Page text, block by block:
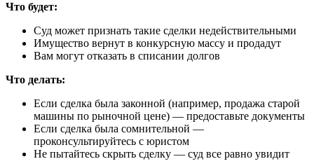
Что будет:
Суд может признать такие сделки недействительными
Имущество вернут в конкурсную массу и продадут
Вам могут отказать в списании долгов
Что делать:
Если сделка была законной (например, продажа старой
машины по рыночной цене) — предоставьте документы
Если сделка была сомнительной —
проконсультируйтесь с юристом
Не пытайтесь скрыть сделку — суд все равно увидит